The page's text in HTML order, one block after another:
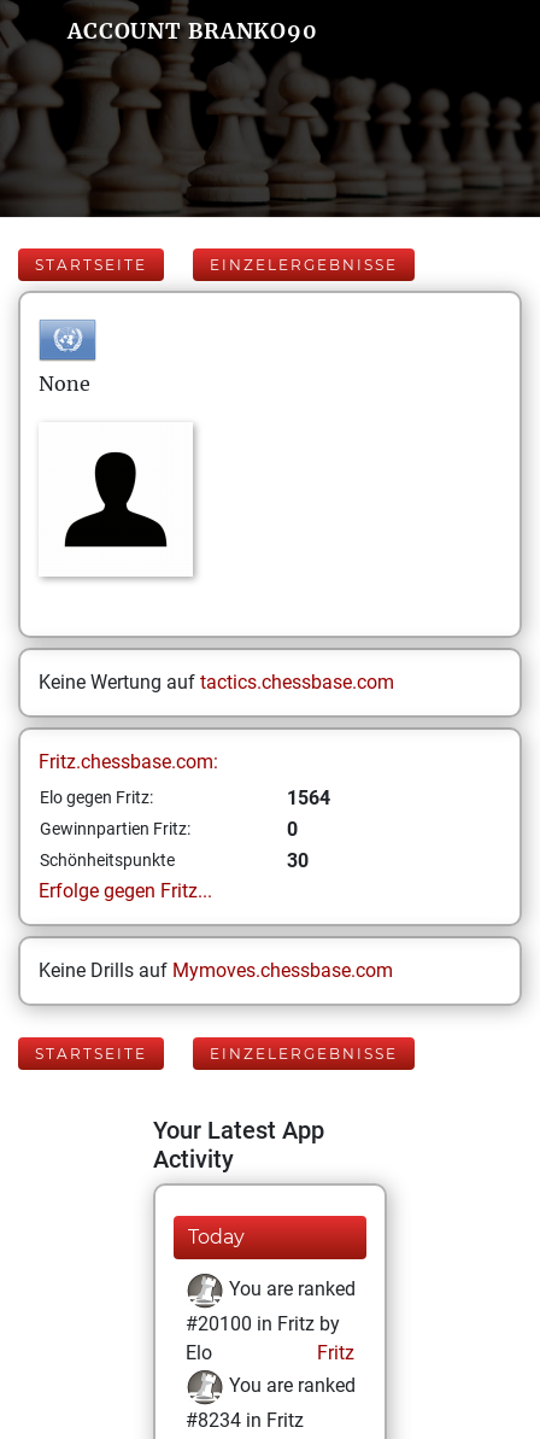
ACCOUNT BRANKO90
STARTSEITE EINZELERGEBNISSE
None
Keine Wertung auf tactics.chessbase.com
Fritz.chessbase.com:
Elo gegen Fritz: 1564
Gewinnpartien Fritz: 0
Schönheitspunkte
30
Erfolge gegen Fritz...
Keine Drills auf Mymoves.chessbase.com
STARTSEITE EINZELERGEBNISSE
Your Latest App
Activity
Today
You are ranked
#20100 in Fritz by
Elo
Fritz
You are ranked
#8234 in Fritz